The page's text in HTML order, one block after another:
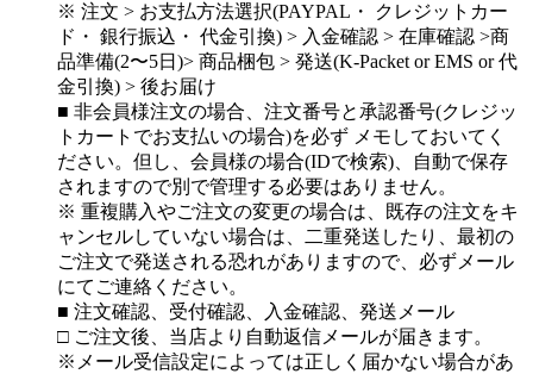
※ 注文 > お支払方法選択(PAYPAL・ クレジットカー
ド・ 銀行振込・ 代金引換) > 入金確認 > 在庫確認 >商
品準備(2〜5日)> 商品梱包 > 発送(K-Packet or EMS or 代
金引換) > 後お届け
■ 非会員様注文の場合、注文番号と承認番号(クレジッ
トカートでお支払いの場合)を必ず メモしておいてく
ださい。但し、会員様の場合(IDで検索)、自動で保存
されますので別で管理する必要はありません。
※ 重複購入やご注文の変更の場合は、既存の注文をキ
ャンセルしていない場合は、二重発送したり、最初の
ご注文で発送される恐れがありますので、必ずメール
にてご連絡ください。
■ 注文確認、受付確認、入金確認、発送メール
□ ご注文後、当店より自動返信メールが届きます。
※メール受信設定によっては正しく届かない場合があ